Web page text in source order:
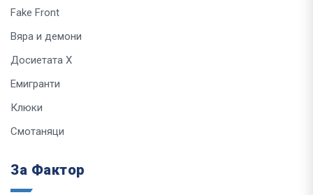
Fake Front
Вяра и демони
Досиетата Х
Емигранти
Клюки
Смотаняци
За Фактор